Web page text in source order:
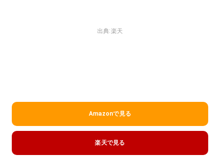
出典:楽天
Amazonで見る
楽天で見る